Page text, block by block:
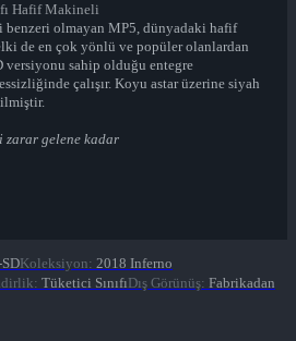
Hafif Makineli
benzeri olmayan MP5, dünyadaki hafif
de en çok yönlü ve popüler olanlardan
versiyonu sahip olduğu entegre
çalışır. Koyu astar üzerine siyah
zarar gelene kadar
Koleksiyon: 2018 Inferno
: Tüketici SınıfıDış Görünüş: Fabrikadan